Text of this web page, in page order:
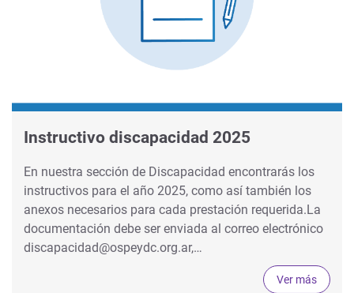
Instructivo discapacidad 2025
En nuestra sección de Discapacidad encontrarás los
instructivos para el año 2025, como así también los
anexos necesarios para cada prestación requerida.La
documentación debe ser enviada al correo electrónico
discapacidad@ospeydc.org.ar,…
Ver más